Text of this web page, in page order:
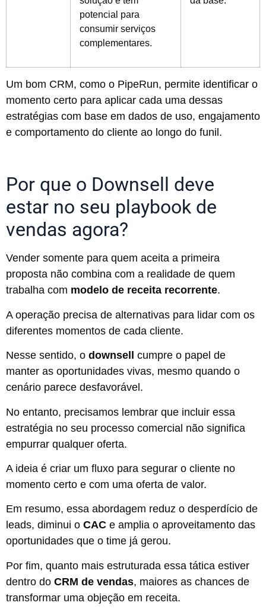
potencial para
consumir serviços
complementares.
Um bom CRM, como o PipeRun, permite identificar o
momento certo para aplicar cada uma dessas
estratégias com base em dados de uso, engajamento
e comportamento do cliente ao longo do funil.
Por que o Downsell deve
estar no seu playbook de
vendas agora?
Vender somente para quem aceita a primeira
proposta não combina com a realidade de quem
trabalha com modelo de receita recorrente.
A operação precisa de alternativas para lidar com os
diferentes momentos de cada cliente.
Nesse sentido, o downsell
cumpre o papel de
manter as oportunidades vivas, mesmo quando o
cenário parece desfavorável.
No entanto, precisamos lembrar que incluir essa
estratégia no seu processo comercial não significa
empurrar qualquer oferta.
A ideia é criar um fluxo para segurar o cliente no
momento certo e com uma oferta de valor.
Em resumo, essa abordagem reduz o desperdício de
leads, diminui o CAC e amplia o aproveitamento das
oportunidades que o time já gerou.
Por fim, quanto mais estruturada essa tática estiver
dentro do CRM de vendas, maiores as chances de
transformar uma objeção em receita.